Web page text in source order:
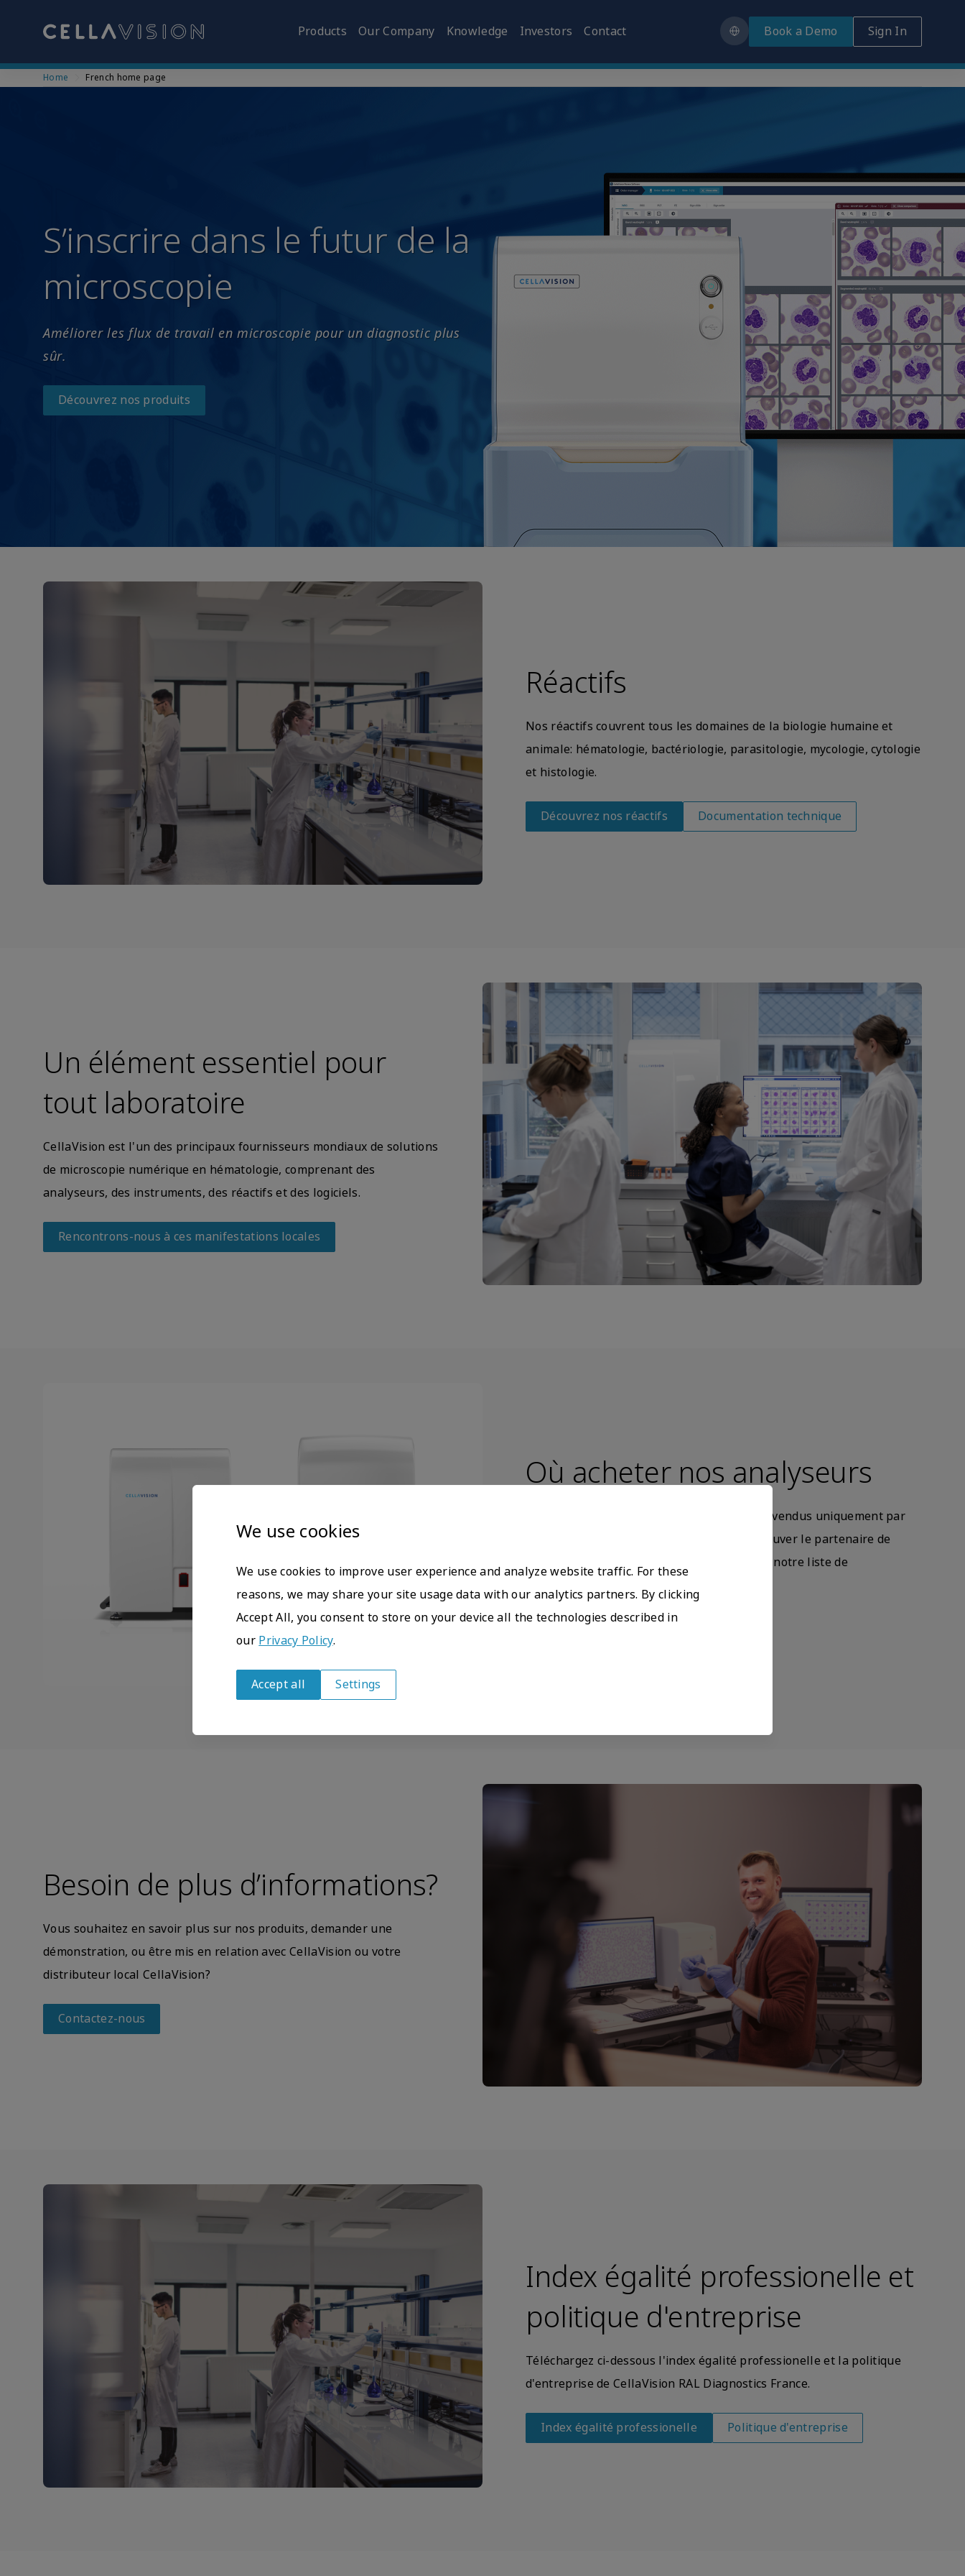
to
Products Our Company Knowledge Investors Contact Book a Demo Sign In
Home French home page
S’inscrire dans le futur de la
microscopie
Améliorer les flux de travail en microscopie pour un diagnostic plus
sûr.
Découvrez nos produits
Réactifs
Nos réactifs couvrent tous les domaines de la biologie humaine et
animale: hématologie, bactériologie, parasitologie, mycologie, cytologie
et histologie.
Découvrez nos réactifs Documentation technique
Un élément essentiel pour
tout laboratoire
CellaVision est l'un des principaux fournisseurs mondiaux de solutions
de microscopie numérique en hématologie, comprenant des
analyseurs, des instruments, des réactifs et des logiciels.
Rencontrons-nous à ces manifestations locales
Où acheter nos analyseurs
Les instruments et réactifs CellaVision sont vendus uniquement par
nos partenaires de distribution certifiés. Trouver le partenaire de
distribution qui vous convient le mieux dans notre liste de
Contactez-nous
Besoin de plus d’informations?
Vous souhaitez en savoir plus sur nos produits, demander une
démonstration, ou être mis en relation avec CellaVision ou votre
distributeur local CellaVision?
Contactez-nous
Index égalité professionelle et
politique d'entreprise
Téléchargez ci-dessous l'index égalité professionelle et la politique
d'entreprise de CellaVision RAL Diagnostics France.
Index égalité professionelle Politique d'entreprise
We use cookies
We use cookies to improve user experience and analyze website traffic. For these
reasons, we may share your site usage data with our analytics partners. By clicking
Accept All, you consent to store on your device all the technologies described in
our Privacy Policy.
Accept all
Settings